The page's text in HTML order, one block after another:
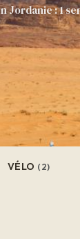
: 1
VÉLO (2)